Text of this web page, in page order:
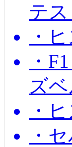
テ
・
・
ズ
・
・